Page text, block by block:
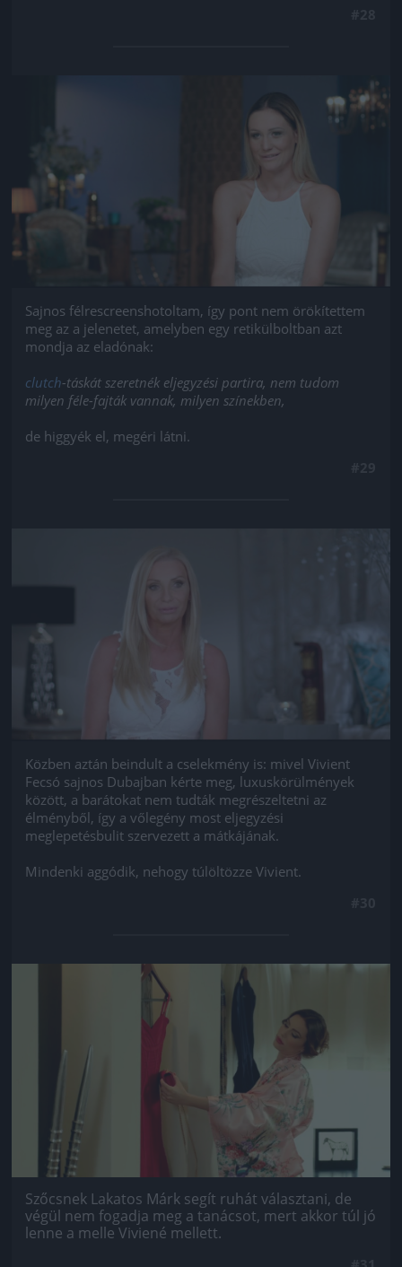
Sajnos félrescreenshotoltam, így pont nem örökítettem
meg az a jelenetet, amelyben egy retikülboltban azt
mondja az eladónak:
clutch-táskát szeretnék eljegyzési partira, nem tudom
milyen féle-fajták vannak, milyen színekben,
de higgyék el, megéri látni.
Közben aztán beindult a cselekmény is: mivel Vivient
Fecsó sajnos Dubajban kérte meg, luxuskörülmények
között, a barátokat nem tudták megrészeltetni az
élményből, így a vőlegény most eljegyzési
meglepetésbulit szervezett a mátkájának.
Mindenki aggódik, nehogy túlöltözze Vivient.
Jön még kép!
Szőcsnek Lakatos Márk segít ruhát választani, de
végül nem fogadja meg a tanácsot, mert akkor túl jó
lenne a melle Viviené mellett.